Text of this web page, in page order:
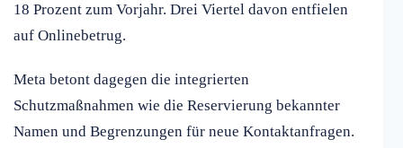
18 Prozent zum Vorjahr. Drei Viertel davon entfielen
auf Onlinebetrug.
Meta betont dagegen die integrierten
Schutzmaßnahmen wie die Reservierung bekannter
Namen und Begrenzungen für neue Kontaktanfragen.